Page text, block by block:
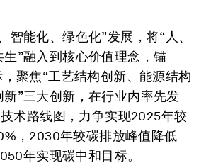
智能化、绿色化”发展，将“人、
”融入到核心价值理念，锚
聚焦“工艺结构创新、能源结构
”三大创新，在行业内率先发
术路线图，力争实现2025年较
，2030年较碳排放峰值降低
年实现碳中和目标。